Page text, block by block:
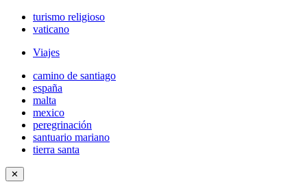
turismo religioso
vaticano
Viajes
camino de santiago
españa
malta
mexico
peregrinación
santuario mariano
tierra santa
✕